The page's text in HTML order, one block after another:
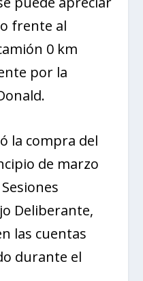
frente al
0 km
por la
la compra del
de marzo
Deliberante,
las cuentas
durante el